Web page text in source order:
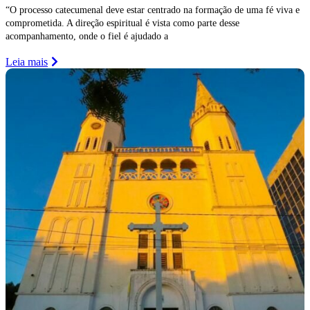
“O processo catecumenal deve estar centrado na formação de uma fé viva e
comprometida. A direção espiritual é vista como parte desse
acompanhamento, onde o fiel é ajudado a
Leia mais